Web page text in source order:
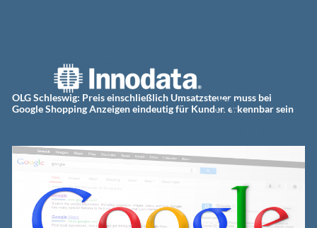
ny
OLG Schleswig: Preis einschließlich Umsatzsteuer muss bei
Google Shopping Anzeigen eindeutig für Kunden erkennbar sein